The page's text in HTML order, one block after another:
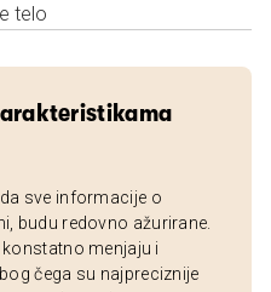
telo
sve informacije o
budu redovno ažurirane.
menjaju i
čega su najpreciznije